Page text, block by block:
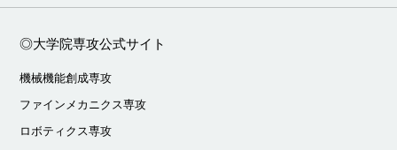
◎大学院専攻公式サイト
機械機能創成専攻
ファインメカニクス専攻
ロボティクス専攻